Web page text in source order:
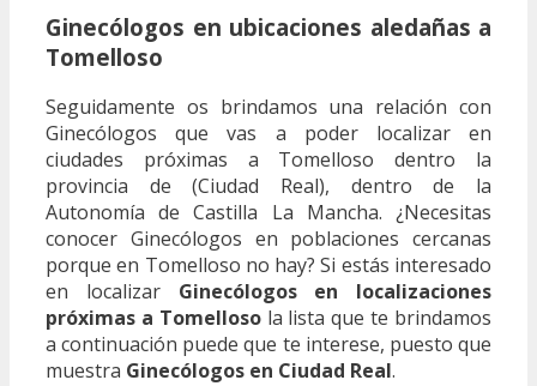
Ginecólogos en ubicaciones aledañas a
Tomelloso
Seguidamente os brindamos una relación con
Ginecólogos que vas a poder localizar en
ciudades próximas a Tomelloso dentro la
provincia de (Ciudad Real), dentro de la
Autonomía de Castilla La Mancha. ¿Necesitas
conocer Ginecólogos en poblaciones cercanas
porque en Tomelloso no hay? Si estás interesado
en localizar Ginecólogos en localizaciones
próximas a Tomellosola lista que te brindamos
a continuación puede que te interese, puesto que
muestra Ginecólogos en Ciudad Real.